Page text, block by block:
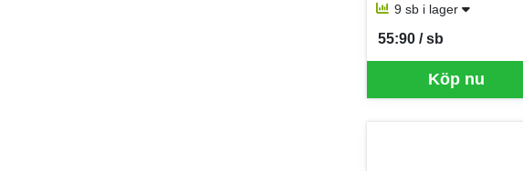
9 sb i lager
Köp nu
55:90 / sb
SEK per SB